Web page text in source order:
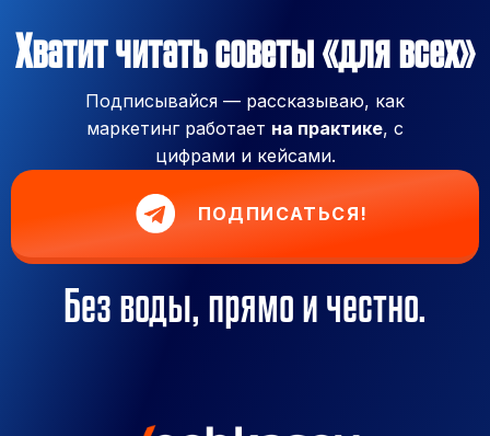
Хватит читать советы «для всех»
Подписывайся — рассказываю, как
маркетинг работает на практике, с
цифрами и кейсами.
ПОДПИСАТЬСЯ!
Без воды, прямо и честно.